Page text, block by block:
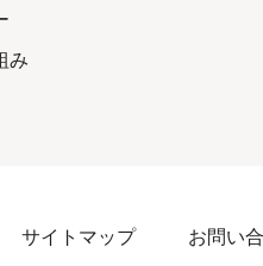
み
サイトマップ お問い